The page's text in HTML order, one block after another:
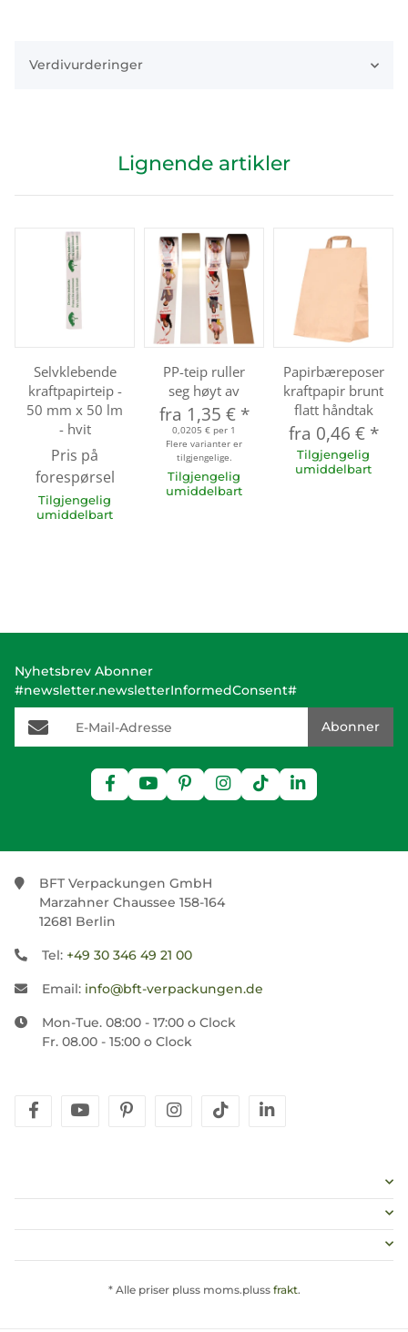
Verdivurderinger
Lignende artikler
Selvklebende
kraftpapirteip -
50 mm x 50 lm
- hvit
Pris på
forespørsel
Tilgjengelig
umiddelbart
PP-teip ruller
seg høyt av
fra 1,35 € *
0,0205 € per 1
Flere varianter er
tilgjengelige.
Tilgjengelig
umiddelbart
Papirbæreposer
kraftpapir brunt
flatt håndtak
fra 0,46 € *
Tilgjengelig
umiddelbart
Nyhetsbrev Abonner
#newsletter.newsletterInformedConsent#
E-Mail-Adresse
Abonner
BFT Verpackungen GmbH
Marzahner Chaussee 158-164
12681 Berlin
Tel: +49 30 346 49 21 00
Email: info@bft-verpackungen.de
Mon-Tue. 08:00 - 17:00 o Clock
Fr. 08.00 - 15:00 o Clock
facebookyoutubepinterestinstagram
tiktok
* Alle priser pluss moms.pluss frakt.